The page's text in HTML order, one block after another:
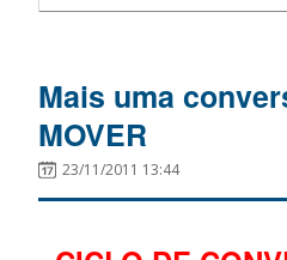
Mais uma
MOVER
23/11/2011 13:44